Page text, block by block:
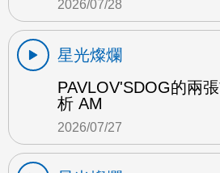
2026/07/28
星光燦爛
PAVLOV'SDOG的兩
析 AM
2026/07/27